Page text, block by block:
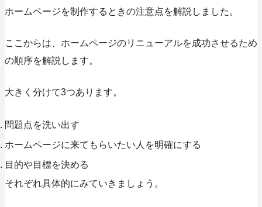
ホームページを制作するときの注意点を解説しました。
ここからは、ホームページのリニューアルを成功させるため
の順序を解説します。
大きく分けて3つあります。
問題点を洗い出す
ホームページに来てもらいたい人を明確にする
目的や目標を決める
それぞれ具体的にみていきましょう。